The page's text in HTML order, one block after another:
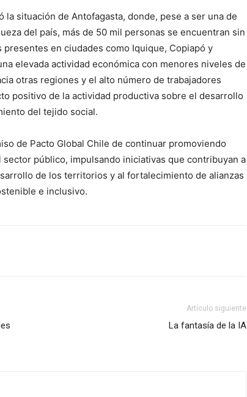
la situación de Antofagasta, donde, pese a ser una de
del país, más de 50 mil personas se encuentran sin
en ciudades como Iquique, Copiapó y
elevada actividad económica con menores niveles de
otras regiones y el alto número de trabajadores
positivo de la actividad productiva sobre el desarrollo
del tejido social.
de Pacto Global Chile de continuar promoviendo
público, impulsando iniciativas que contribuyan a
de los territorios y al fortalecimiento de alianzas
e inclusivo.
Artículo siguiente
La fantasía de la IA